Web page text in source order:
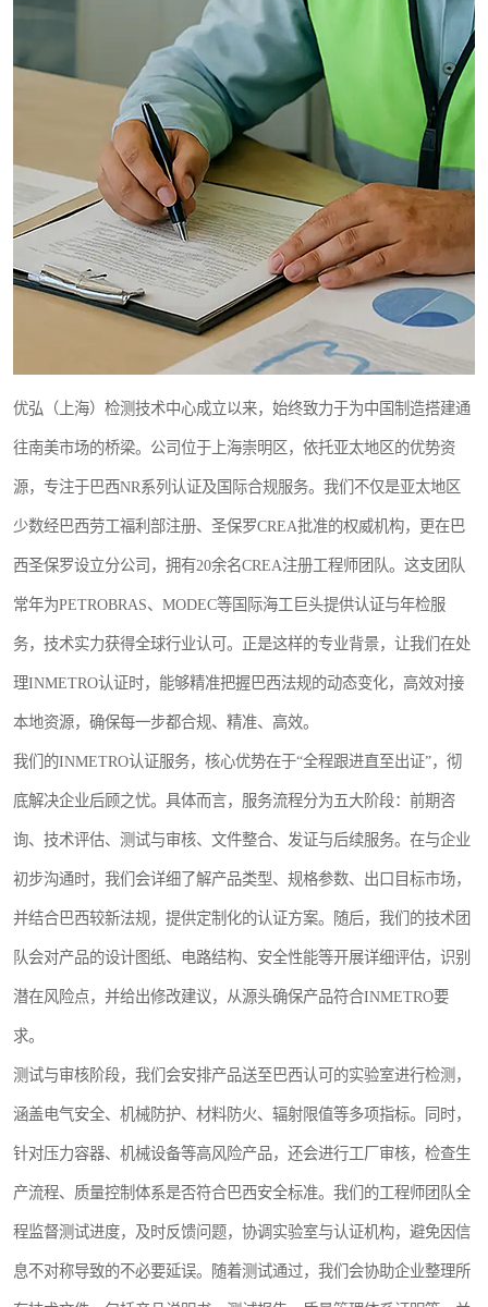
优弘（上海）检测技术中心成立以来，始终致力于为中国制造搭建通
往南美市场的桥梁。公司位于上海崇明区，依托亚太地区的优势资
源，专注于巴西NR系列认证及国际合规服务。我们不仅是亚太地区
少数经巴西劳工福利部注册、圣保罗CREA批准的权威机构，更在巴
西圣保罗设立分公司，拥有20余名CREA注册工程师团队。这支团队
常年为PETROBRAS、MODEC等国际海工巨头提供认证与年检服
务，技术实力获得全球行业认可。正是这样的专业背景，让我们在处
理INMETRO认证时，能够精准把握巴西法规的动态变化，高效对接
本地资源，确保每一步都合规、精准、高效。
我们的INMETRO认证服务，核心优势在于“全程跟进直至出证”，彻
底解决企业后顾之忧。具体而言，服务流程分为五大阶段：前期咨
询、技术评估、测试与审核、文件整合、发证与后续服务。在与企业
初步沟通时，我们会详细了解产品类型、规格参数、出口目标市场，
并结合巴西较新法规，提供定制化的认证方案。随后，我们的技术团
队会对产品的设计图纸、电路结构、安全性能等开展详细评估，识别
潜在风险点，并给出修改建议，从源头确保产品符合INMETRO要
求。
测试与审核阶段，我们会安排产品送至巴西认可的实验室进行检测，
涵盖电气安全、机械防护、材料防火、辐射限值等多项指标。同时，
针对压力容器、机械设备等高风险产品，还会进行工厂审核，检查生
产流程、质量控制体系是否符合巴西安全标准。我们的工程师团队全
程监督测试进度，及时反馈问题，协调实验室与认证机构，避免因信
息不对称导致的不必要延误。随着测试通过，我们会协助企业整理所